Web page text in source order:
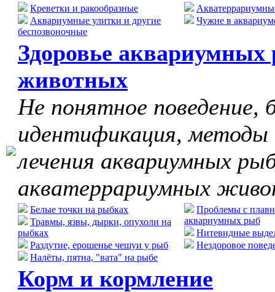
Креветки и ракообразные
Аквариумные улитки и другие
беспозвоночные
Чужие в
Здоровье
животных
Не понятное поведение,
идентификация, методы
лечения аквариумных
акватеррариумных
Белые точки на рыбках
Травмы, язвы, дырки, опухоли на
рыбках
Раздутие, ерошенье чешуи у рыб
Налёты, пятна, "вата" на рыбе
Проблемы с
аквариумных рыб
Нитевидные
Нездоровое
Корм и кормление